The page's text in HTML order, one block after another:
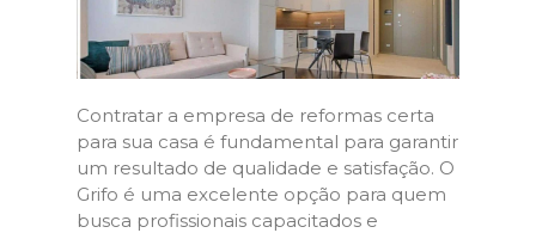
Contratar a empresa de reformas certa
para sua casa é fundamental para garantir
um resultado de qualidade e satisfação. O
Grifo é uma excelente opção para quem
busca profissionais capacitados e